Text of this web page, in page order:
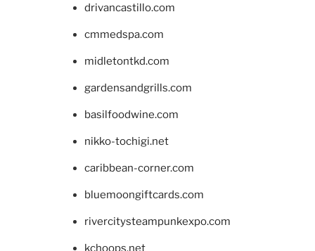
drivancastillo.com
cmmedspa.com
midletontkd.com
gardensandgrills.com
basilfoodwine.com
nikko-tochigi.net
caribbean-corner.com
bluemoongiftcards.com
rivercitysteampunkexpo.com
kchoops.net